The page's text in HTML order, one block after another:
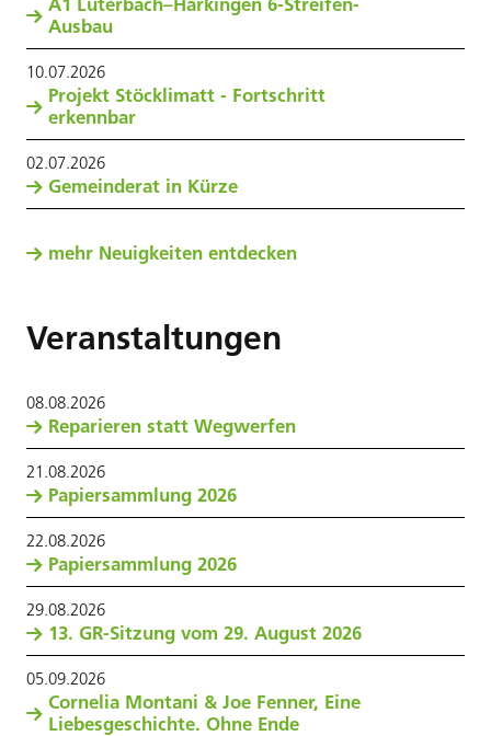
A1 Luterbach–Härkingen 6-Streifen-
Ausbau
10.07.2026
Projekt Stöcklimatt - Fortschritt
erkennbar
02.07.2026
Gemeinderat in Kürze
mehr Neuigkeiten entdecken
Veranstaltungen
08.08.2026
Reparieren statt Wegwerfen
21.08.2026
Papiersammlung 2026
22.08.2026
Papiersammlung 2026
29.08.2026
13. GR-Sitzung vom 29. August 2026
05.09.2026
Cornelia Montani & Joe Fenner, Eine
Liebesgeschichte. Ohne Ende